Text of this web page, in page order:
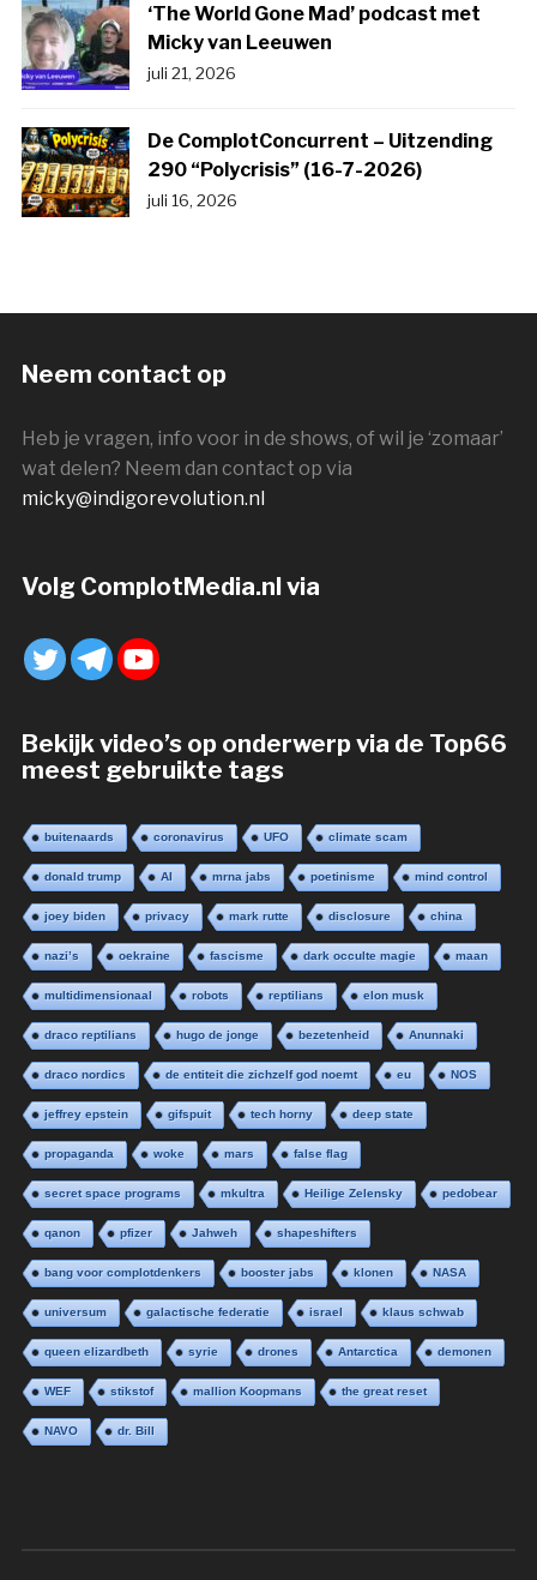
‘The World Gone Mad’ podcast met
Micky van Leeuwen
juli 21, 2026
De ComplotConcurrent – Uitzending
290 “Polycrisis” (16-7-2026)
juli 16, 2026
Neem contact op
Heb je vragen, info voor in de shows, of wil je ‘zomaar’
wat delen? Neem dan contact op via
micky@indigorevolution.nl
Volg ComplotMedia.nl via
Bekijk video’s op onderwerp via de Top66
meest gebruikte tags
buitenaards coronavirus UFO climate scam
donald trump AI mrna jabs poetinisme mind control
joey biden privacy mark rutte disclosure china
nazi’s oekraine fascisme dark occulte magie maan
multidimensionaal robots reptilians elon musk
draco reptilians hugo de jonge bezetenheid Anunnaki
draco nordics de entiteit die zichzelf god noemt eu NOS
jeffrey epstein gifspuit tech horny deep state
propaganda woke mars false flag
secret space programs mkultra Heilige Zelensky pedobear
qanon pfizer Jahweh shapeshifters
bang voor complotdenkers booster jabs klonen NASA
universum galactische federatie israel klaus schwab
queen elizardbeth syrie drones Antarctica demonen
WEF stikstof mallion Koopmans the great reset
NAVO dr. Bill